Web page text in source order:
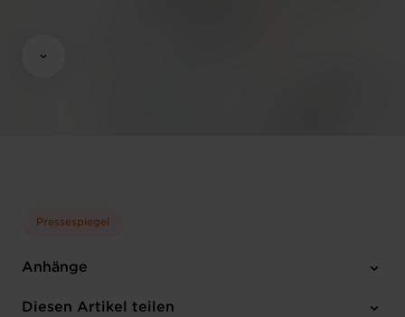
Pressespiegel
Anhänge
Diesen Artikel teilen